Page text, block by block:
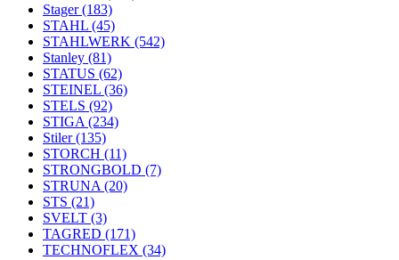
Stager(183)
STAHL (45)
STAHLWERK (542)
Stanley (81)
STATUS (62)
STEINEL (36)
STELS (92)
STIGA (234)
Stiler(135)
STORCH (11)
STRONGBOLD (7)
STRUNA (20)
STS (21)
SVELT (3)
TAGRED (171)
TECHNOFLEX (34)